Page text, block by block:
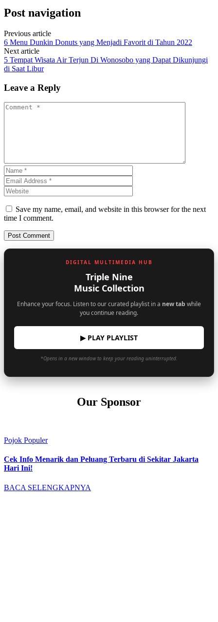
Post navigation
Previous article
6 Menu Dunkin Donuts yang Menjadi Favorit di Tahun 2022
Next article
5 Tempat Wisata Air Terjun Di Wonosobo yang Dapat Dikunjungi
di Saat Libur
Leave a Reply
Save my name, email, and website in this browser for the next
time I comment.
DIGITAL MULTIMEDIA HUB
Triple Nine
Music Collection
Enhance your focus. Listen to our curated playlist in a new tab while
you continue reading.
▶ PLAY PLAYLIST
*Opens in a new window to keep your reading uninterrupted.
Our Sponsor
Pojok Populer
Cek Info Menarik dan Peluang Terbaru di Sekitar Jakarta
Hari Ini!
BACA SELENGKAPNYA